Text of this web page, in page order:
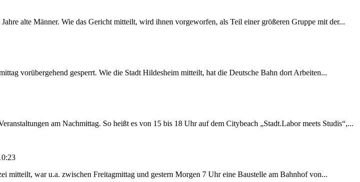
alte Männer. Wie das Gericht mitteilt, wird ihnen vorgeworfen, als Teil einer größeren Gruppe mit der...
vorübergehend gesperrt. Wie die Stadt Hildesheim mitteilt, hat die Deutsche Bahn dort Arbeiten...
am Nachmittag. So heißt es von 15 bis 18 Uhr auf dem Citybeach „Stadt.Labor meets Studis“,...
mitteilt, war u.a. zwischen Freitagmittag und gestern Morgen 7 Uhr eine Baustelle am Bahnhof von...